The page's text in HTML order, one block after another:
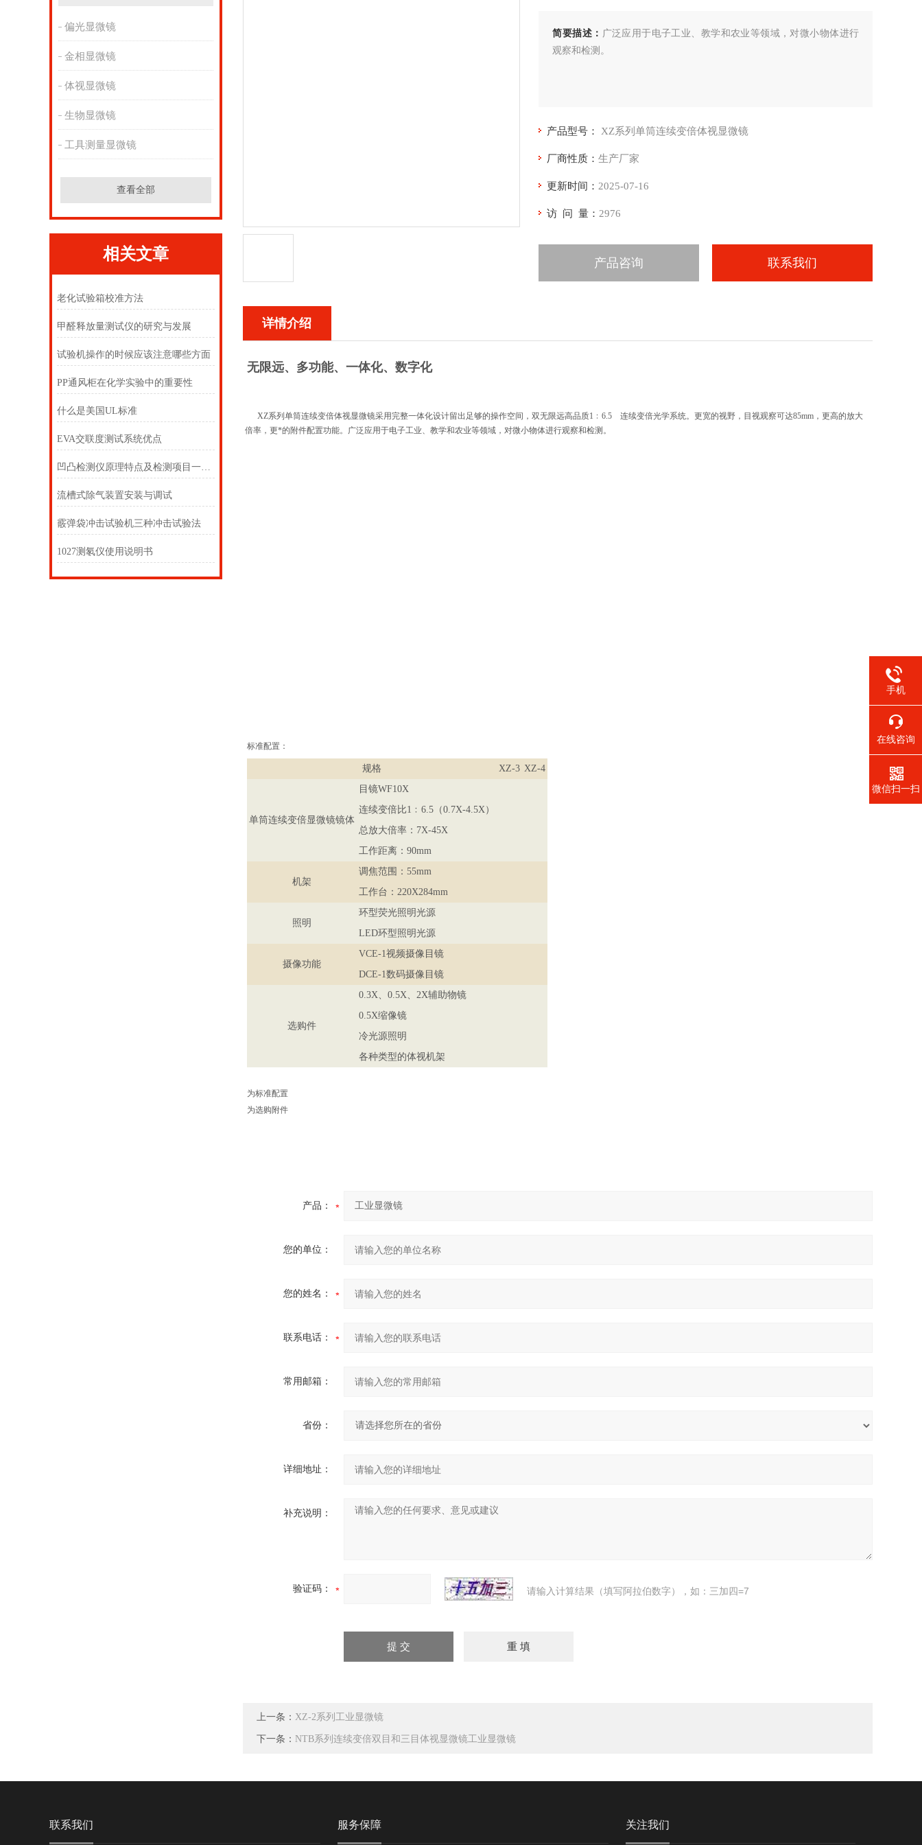
偏光显微镜
金相显微镜
体视显微镜
生物显微镜
工具测量显微镜
查看全部
相关文章
老化试验箱校准方法
甲醛释放量测试仪的研究与发展
试验机操作的时候应该注意哪些方面
PP通风柜在化学实验中的重要性
什么是美国UL标准
EVA交联度测试系统优点
凹凸检测仪原理特点及检测项目一览，来看看吧
流槽式除气装置安装与调试
霰弹袋冲击试验机三种冲击试验法
1027测氡仪使用说明书
简要描述： 广泛应用于电子工业、教学和农业等领域，对微小物体进行
观察和检测。
产品型号： XZ系列单筒连续变倍体视显微镜
厂商性质：生产厂家
更新时间： 2025-07-16
访 问 量： 2976
产品咨询 联系我们
详情介绍
无限远、多功能、一体化、数字化
XZ系列单筒连续变倍体视显微镜采用完整一体化设计留出足够的操作空间，双无限远高品质1﹕6.5 连续变倍光学系统。更宽的视野，目视观察可达85mm，更高的放大
倍率，更*的附件配置功能。广泛应用于电子工业、教学和农业等领域，对微小物体进行观察和检测。
标准配置：
规格 XZ-3 XZ-4
单筒连续变倍显微镜镜体
目镜WF10X
连续变倍比1﹕6.5（0.7X-4.5X）
总放大倍率： 7X-45X
工作距离： 90mm
机架
调焦范围： 55mm
工作台： 220X284mm
照明
环型荧光照明光源
LED环型照明光源
摄像功能
VCE-1视频摄像目镜
DCE-1数码摄像目镜
选购件
0.3X、0.5X、2X辅助物镜
0.5X缩像镜
冷光源照明
各种类型的体视机架
为标准配置
为选购附件
产品：
您的单位：
您的姓名：
联系电话：
常用邮箱：
省份：
详细地址：
补充说明：
验证码： 请输入计算结果（填写阿拉伯数字），如：三加四=7
上一条： XZ-2系列工业显微镜
下一条： NTB系列连续变倍双目和三目体视显微镜工业显微镜
联系我们 服务保障 关注我们
手机
在线咨询
微信扫一扫